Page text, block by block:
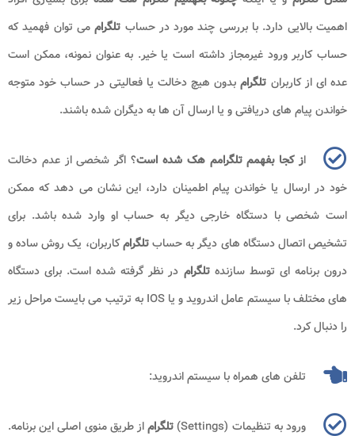
اهمیت بالایی دارد. با بررسی چند مورد در حساب تلگراممی توان فهمید که
حساب کاربر ورود غیرمجاز داشته است یا خیر. به عنوان نمونه، ممکن است
عده ای از کاربران تلگرام بدون هیچ دخالت یا فعالیتی در حساب خود متوجه
خواندن پیام های دریافتی و یا ارسال آن ها به دیگران شده باشند.
از کجا بفهمم تلگرامم هک شده است؟ اگر شخصی از عدم دخالت
خود در ارسال یا خواندن پیام اطمینان دارد، این نشان می دهد که ممکن
است شخصی با دستگاه خارجی دیگر به حساب او وارد شده باشد. برای
تشخیص اتصال دستگاه های دیگر به حسابتلگرامکاربران، یک روش ساده و
درون برنامه ای توسط سازندهتلگرام در نظر گرفته شده است. برای دستگاه
های مختلف با سیستم عامل اندروید و یاIOS به ترتیب می بایست مراحل زیر
را دنبال کرد.
تلفن های همراه با سیستم اندروید:
ورود به تنظیمات (Settings
)تلگراماز طریق منوی اصلی این برنامه.